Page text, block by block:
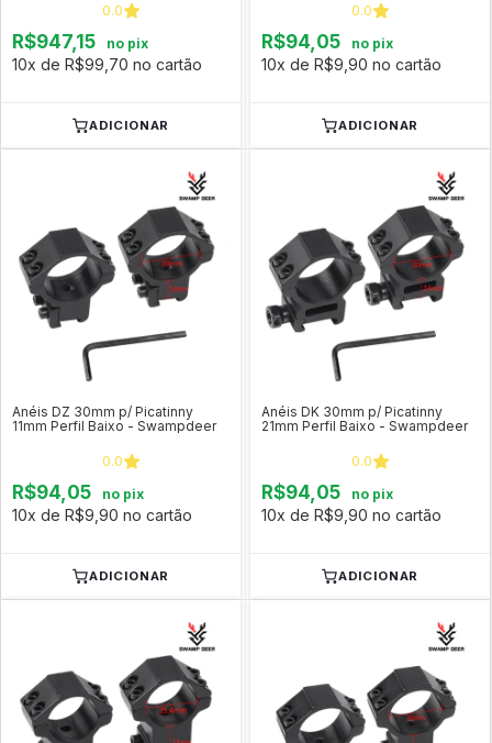
0.0
R$947,15 no pix
10x de R$99,70 no cartão
ADICIONAR
0.0
R$94,05 no pix
10x de R$9,90 no cartão
ADICIONAR
Anéis DZ 30mm p/ Picatinny
11mm Perfil Baixo - Swampdeer
0.0
R$94,05 no pix
10x de R$9,90 no cartão
ADICIONAR
Anéis DK 30mm p/ Picatinny
21mm Perfil Baixo - Swampdeer
0.0
R$94,05 no pix
10x de R$9,90 no cartão
ADICIONAR